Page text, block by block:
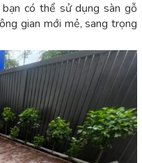
có thể sử dụng sàn gỗ
gian mới mẻ, sang trọng